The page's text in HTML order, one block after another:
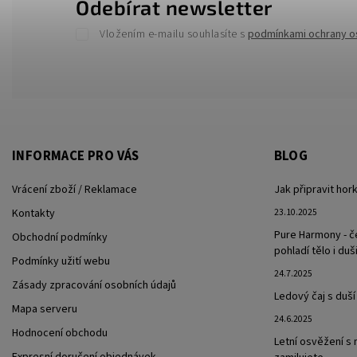
INFORMACE PRO VÁS
Vrácení zboží / Reklamace
Kontakty
Obchodní podmínky
Podmínky užití webu
Zásady zpracování osobních údajů
Mapa serveru
Hodnocení obchodu
Odebírat newsletter
Vložením e-mailu souhlasíte s podmínkami ochrany
BLOG
Jak připravit
23.10.2025
Pure Harmony -
pohladí tělo i duši
24.7.2025
Ledový čaj s
24.6.2025
Letní osvěžení s